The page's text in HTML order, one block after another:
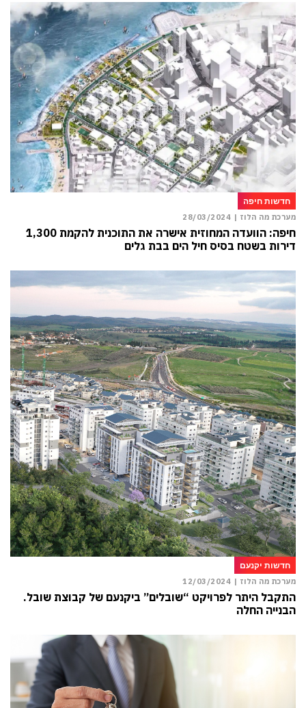
חדשות חיפה
מערכת מה הלוז | 28/03/2024
חיפה: הוועדה המחוזית אישרה את התוכנית להקמת 1,300
דירות בשטח בסיס חיל הים בבת גלים
חדשות יקנעם
מערכת מה הלוז | 12/03/2024
התקבל היתר לפרויקט “שובלים” ביקנעם של קבוצת שובל.
הבנייה החלה